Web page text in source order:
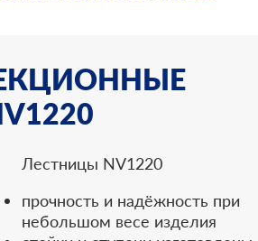
Лестницы NV1220
прочность и надёжность при
небольшом весе изделия